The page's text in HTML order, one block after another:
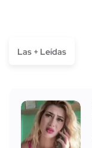
Las + Leídas